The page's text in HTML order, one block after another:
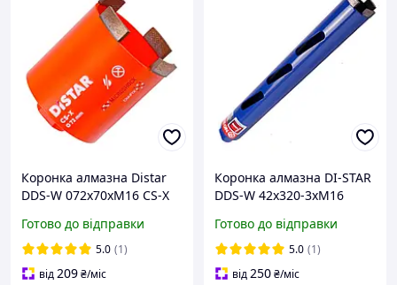
Коронка алмазна Distar
DDS-W 072x70xM16 CS-X
Готово до відправки
5.0 (1)
від209₴/міс
Коронка алмазна DI-STAR
DDS-W 42x320-3xМ16
Готово до відправки
5.0 (1)
від250₴/міс